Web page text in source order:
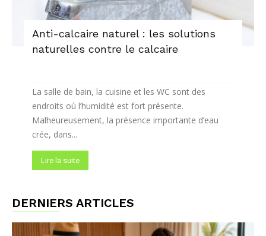
Anti-calcaire naturel : les solutions
naturelles contre le calcaire
La salle de bain, la cuisine et les WC sont des
endroits où l’humidité est fort présente.
Malheureusement, la présence importante d’eau
crée, dans...
Lire la suite
DERNIERS ARTICLES